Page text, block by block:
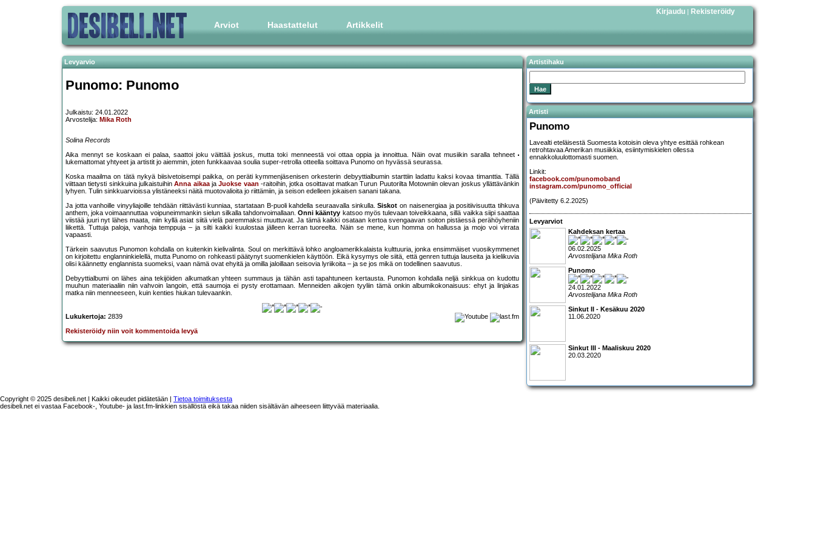
Arviot Haastattelut Artikkelit
Kirjaudu | Rekisteröidy
Levyarvio
Punomo: Punomo
Julkaistu: 24.01.2022
Arvostelija: Mika Roth
Solina Records
Aika mennyt se koskaan ei palaa, saattoi joku väittää joskus, mutta toki menneestä voi ottaa oppia ja innoittua. Näin ovat musiikin saralla tehneet
lukemattomat yhtyeet ja artistit jo aiemmin, joten funkkaavaa soulia super-retrolla otteella soittava Punomo on hyvässä seurassa.
Koska maailma on tätä nykyä biisivetoisempi paikka, on peräti kymmenjäsenisen orkesterin debyyttialbumin starttiin ladattu kaksi kovaa timanttia. Tällä
viittaan tietysti sinkkuina julkaistuihinAnna aikaajaJuokse vaan -raitoihin, jotka osoittavat matkan Turun Puutorilta Motowniin olevan joskus yllättävänkin
lyhyen. Tulin sinkkuarvioissa ylistäneeksi näitä muotovalioita jo riittämiin, ja seison edelleen jokaisen sanani takana.
Ja jotta vanhoille vinyyliajoille tehdään riittävästi kunniaa, startataan B-puoli kahdella seuraavalla sinkulla.Siskot on naisenergiaa ja positiivisuutta tihkuva
anthem, joka voimaannuttaa voipuneimmankin sielun silkalla tahdonvoimallaan.Onni kääntyy katsoo myös tulevaan toiveikkaana, sillä vaikka siipi saattaa
viistää juuri nyt lähes maata, niin kyllä asiat siitä vielä paremmaksi muuttuvat. Ja tämä kaikki osataan kertoa svengaavan soiton pistäessä perähöyheniin
liikettä. Tuttuja paloja, vanhoja temppuja – ja silti kaikki kuulostaa jälleen kerran tuoreelta. Näin se mene, kun homma on hallussa ja mojo voi virrata
vapaasti.
Tärkein saavutus Punomon kohdalla on kuitenkin kielivalinta. Soul on merkittävä lohko angloamerikkalaista kulttuuria, jonka ensimmäiset vuosikymmenet
on kirjoitettu englanninkielellä, mutta Punomo on rohkeasti päätynyt suomenkielen käyttöön. Eikä kysymys ole siitä, että genren tuttuja lauseita ja kielikuvia
olisi käännetty englannista suomeksi, vaan nämä ovat ehyitä ja omilla jaloillaan seisovia lyriikoita – ja se jos mikä on todellinen saavutus.
Debyyttialbumi on lähes aina tekijöiden alkumatkan yhteen summaus ja tähän asti tapahtuneen kertausta. Punomon kohdalla neljä sinkkua on kudottu
muuhun materiaaliin niin vahvoin langoin, että saumoja ei pysty erottamaan. Menneiden aikojen tyyliin tämä onkin albumikokonaisuus: ehyt ja linjakas
matka niin menneeseen, kuin kenties hiukan tulevaankin.
Lukukertoja: 2839
Rekisteröidy niin voit kommentoida levyä
Artistihaku
Artisti
Punomo
Lavealti eteläisestä Suomesta kotoisin oleva yhtye esittää rohkean
retrohtavaa Amerikan musiikkia, esiintymiskielen ollessa
ennakkoluulottomasti suomen.
Linkit:
facebook.com/punomoband
instagram.com/punomo_official
(Päivitetty 6.2.2025)
Levyarviot
Kahdeksan kertaa
06.02.2025
Arvostelijana Mika Roth
Punomo
24.01.2022
Arvostelijana Mika Roth
Sinkut II - Kesäkuu 2020
11.06.2020
Sinkut III - Maaliskuu 2020
20.03.2020
Copyright © 2025 desibeli.net | Kaikki oikeudet pidätetään | Tietoa toimituksesta
desibeli.net ei vastaa Facebook-, Youtube- ja last.fm-linkkien sisällöstä eikä takaa niiden sisältävän aiheeseen liittyvää materiaalia.